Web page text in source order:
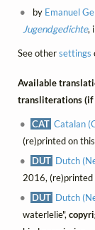
by Emanuel
Jugendgedichte,
See othersettings
Available
transliterations (if
CAT Catalan
(re)printed on
DUT Dutch
2016, (re)printed
DUT Dutch
waterlelie",